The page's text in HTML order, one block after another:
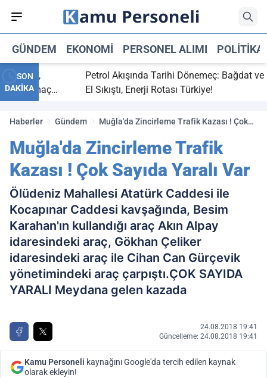
GÜNDEM EKONOMI PERSONEL ALIMI POLITIKA
SON
DAKİKA
bitti,
maç
Petrol Akışında Tarihi Dönemeç: Bağdat ve
El Sıkıştı, Enerji Rotası Türkiye!
Haberler Gündem
Muğla'da Zincirleme Trafik Kazası ! Çok
Muğla'da Zincirleme Trafik
Kazası ! Çok Sayıda Yaralı Var
Ölüdeniz Mahallesi Atatürk Caddesi ile
Kocapınar Caddesi kavşağında, Besim
Karahan'ın kullandığı araç Akın Alpay
idaresindeki araç, Gökhan Çeliker
idaresindeki araç ile Cihan Can Gürçevik
yönetimindeki araç çarpıştı.ÇOK SAYIDA
YARALI Meydana gelen kazada
24.08.2018 19:41
Güncelleme: 24.08.2018 19:41
Kamu Personeli kaynağını Google'da tercih edilen kaynak
olarak ekleyin!